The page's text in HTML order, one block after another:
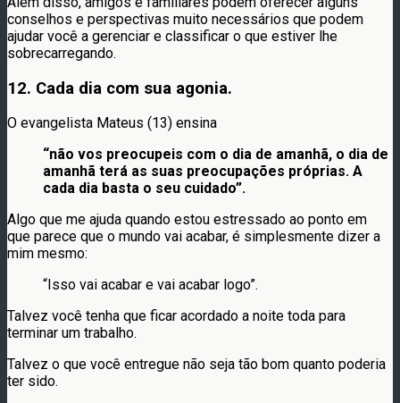
conselhos e perspectivas muito necessários que podem
ajudar você a gerenciar e classificar o que estiver lhe
sobrecarregando.
12. Cada dia com sua agonia.
O evangelista Mateus (13) ensina
“não vos preocupeis com o dia de amanhã, o dia de
amanhã terá as suas preocupações próprias. A
cada dia basta o seu cuidado”.
Algo que me ajuda quando estou estressado ao ponto em
que parece que o mundo vai acabar, é simplesmente dizer a
mim mesmo:
“Isso vai acabar e vai acabar logo”.
Talvez você tenha que ficar acordado a noite toda para
terminar um trabalho.
Talvez o que você entregue não seja tão bom quanto poderia
ter sido.